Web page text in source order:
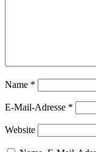
Name *
E-Mail-Adresse *
Website